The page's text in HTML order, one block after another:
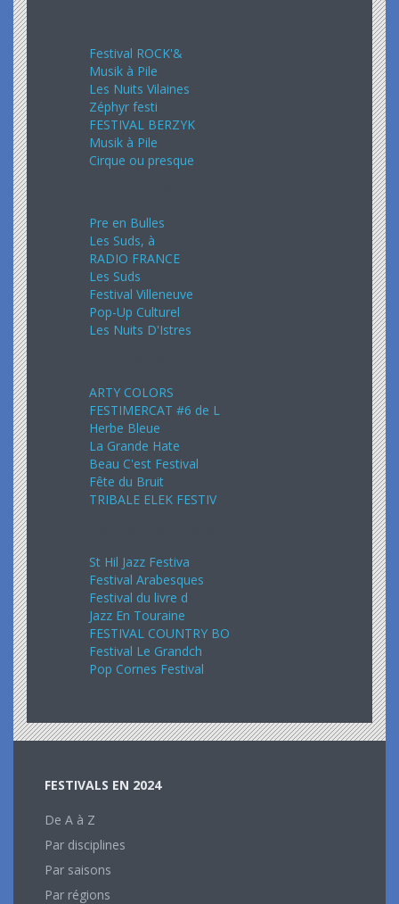
Festival ROCK'&
Musik à Pile
Les Nuits Vilaines
Zéphyr festi
FESTIVAL BERZYK
Musik à Pile
Cirque ou presque
Pre en Bulles
Les Suds, à
RADIO FRANCE
Les Suds
Festival Villeneuve
Pop-Up Culturel
Les Nuits D'Istres
ARTY COLORS
FESTIMERCAT #6 de L
Herbe Bleue
La Grande Hate
Beau C'est Festival
Fête du Bruit
TRIBALE ELEK FESTIV
St Hil Jazz Festiva
Festival Arabesques
Festival du livre d
Jazz En Touraine
FESTIVAL COUNTRY BO
Festival Le Grandch
Pop Cornes Festival
FESTIVALS EN 2024
De A à Z
Par disciplines
Par saisons
Par régions